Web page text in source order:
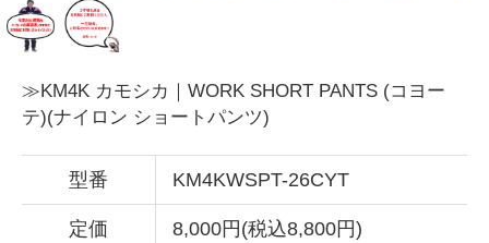
≫KM4K カモシカ｜WORK SHORT PANTS (コヨー
テ)(ナイロン ショートパンツ)
型番 KM4KWSPT-26CYT
定価 8,000円(税込8,800円)